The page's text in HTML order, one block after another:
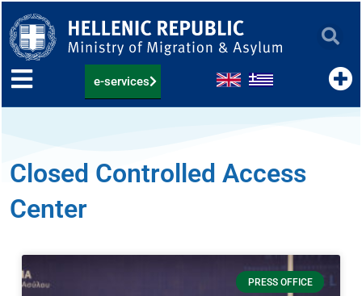
to
content
e-services
Closed Controlled Access
Center
PRESS OFFICE